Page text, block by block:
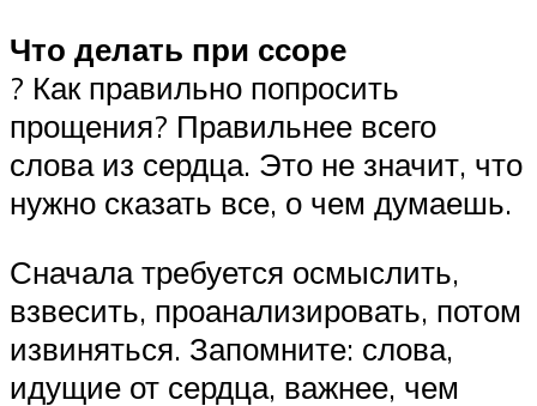
Что делать при ссоре
? Как правильно попросить
прощения? Правильнее всего
слова из сердца. Это не значит, что
нужно сказать все, о чем думаешь.
Сначала требуется осмыслить,
взвесить, проанализировать, потом
извиняться. Запомните: слова,
идущие от сердца, важнее, чем